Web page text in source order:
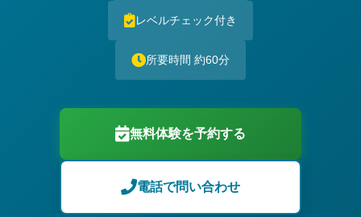
レベルチェック付き
所要時間 約60分
無料体験を予約する
電話で問い合わせ